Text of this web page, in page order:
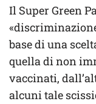
Il Super Green
base di una
quella di non
vaccinati,
alcuni tale